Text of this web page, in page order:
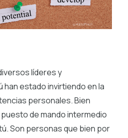
líderes y
estado invirtiendo en la
personales. Bien
de mando intermedio
Son personas que bien por